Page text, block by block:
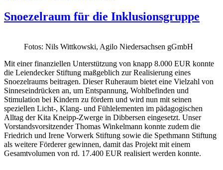
für
den
Snoezelraum für die Inklusionsgruppe
Fotos: Nils Wittkowski, Agilo Niedersachsen gGmbH
Mit einer finanziellen Unterstützung von knapp 8.000 EUR konnte
die Leiendecker Stiftung maßgeblich zur Realisierung eines
Snoezelraums beitragen. Dieser Ruheraum bietet eine Vielzahl von
Sinneseindrücken an, um Entspannung, Wohlbefinden und
Stimulation bei Kindern zu fördern und wird nun mit seinen
speziellen Licht-, Klang- und Fühlelementen im pädagogischen
Alltag der Kita Kneipp-Zwerge in Dibbersen eingesetzt. Unser
Vorstandsvorsitzender Thomas Winkelmann konnte zudem die
Friedrich und Irene Vorwerk Stiftung sowie die Spethmann Stiftung
als weitere Förderer gewinnen, damit das Projekt mit einem
Gesamtvolumen von rd. 17.400 EUR realisiert werden konnte.